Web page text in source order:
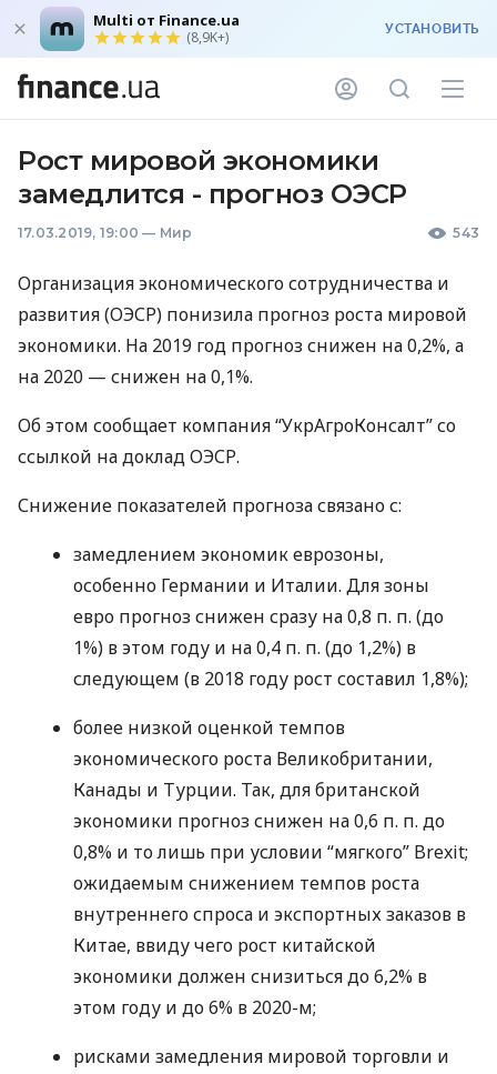
Multi от Finance.ua
(8,9K+) УСТАНОВИТЬ
Рост мировой экономики
замедлится - прогноз ОЭСР
17.03.2019, 19:00 — Мир 543
Организация экономического сотрудничества и
развития (ОЭСР) понизила прогноз роста мировой
экономики. На 2019 год прогноз снижен на 0,2%, а
на 2020 — снижен на 0,1%.
Об этом сообщает компания “УкрАгроКонсалт” со
ссылкой на докладОЭСР.
Снижение показателей прогноза связано с:
замедлением экономик еврозоны,
особенно Германии и Италии. Для зоны
евро прогноз снижен сразу на 0,8 п. п. (до
1%) в этом году и на 0,4 п. п. (до 1,2%) в
следующем (в 2018 году рост составил 1,8%);
более низкой оценкой темпов
экономического роста Великобритании,
Канады и Турции. Так, для британской
экономики прогноз снижен на 0,6 п. п. до
0,8% и то лишь при условии “мягкого” Brexit;
ожидаемым снижением темпов роста
внутреннего спроса и экспортных заказов в
Китае, ввиду чего рост китайской
экономики должен снизиться до 6,2% в
этом году и до 6% в 2020-м;
рисками замедления мировой торговли и